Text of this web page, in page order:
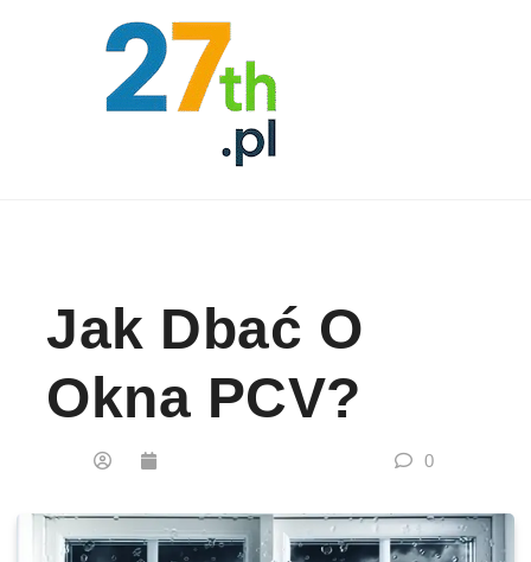
Jak Dbać O
Okna PCV?
0